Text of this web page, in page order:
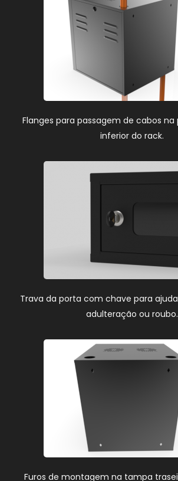
Flanges para passagem de cabos na
inferior do rack.
Trava da porta com chave para
adulteração ou roubo.
Furos de montagem na tampa